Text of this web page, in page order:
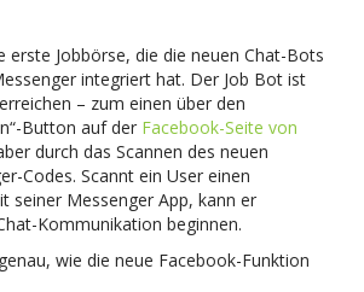
erste Jobbörse, die die neuen Chat-Bots
integriert hat. Der Job Bot ist
– zum einen über den
Button auf der Facebook-Seite von
durch das Scannen des neuen
Codes. Scannt ein User einen
seiner Messenger App, kann er
Kommunikation beginnen.
wie die neue Facebook-Funktion